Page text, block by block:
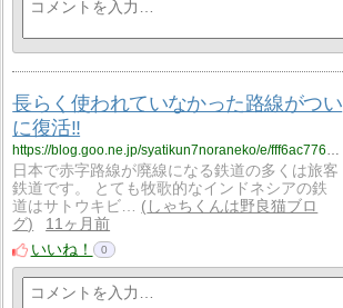
長らく使われていなかった路線がつい
に復活‼️
https://blog.goo.ne.jp/syatikun7noraneko/e/fff6ac7760db2aea62901a1377e3cab5?fm=rss
日本で赤字路線が廃線になる鉄道の多くは旅客
鉄道です。 とても牧歌的なインドネシアの鉄
道はサトウキビ…
しゃちくんは野良猫ブロ
グ
11ヶ月前
いいね！
0